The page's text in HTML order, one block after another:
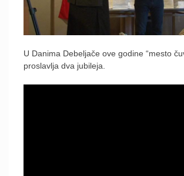
U Danima Debeljače ove godine “mesto
proslavlja dva jubileja.